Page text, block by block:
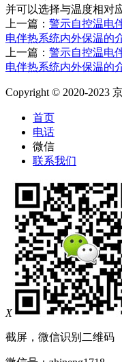
并可以选择与温度相对
上一篇： 警示自控温电
电伴热系统内外保温的
上一篇： 警示自控温电
电伴热系统内外保温的
Copyright © 2020-2023
首页
电话
微信
联系我们
X
截屏，微信识别二维码